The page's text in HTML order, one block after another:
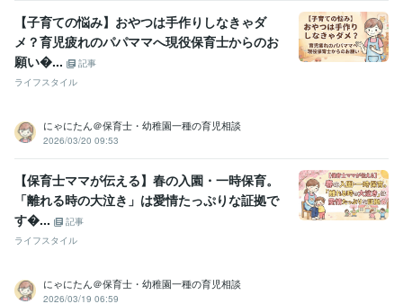
【子育ての悩み】おやつは手作りしなきゃダ
メ？育児疲れのパパママへ現役保育士からのお
願い...
記事
ライフスタイル
にゃにたん＠保育士・幼稚園一種の育児相談
2026/03/20 09:53
【保育士ママが伝える】春の入園・一時保育。
「離れる時の大泣き」は愛情たっぷりな証拠で
す...
記事
ライフスタイル
にゃにたん＠保育士・幼稚園一種の育児相談
2026/03/19 06:59